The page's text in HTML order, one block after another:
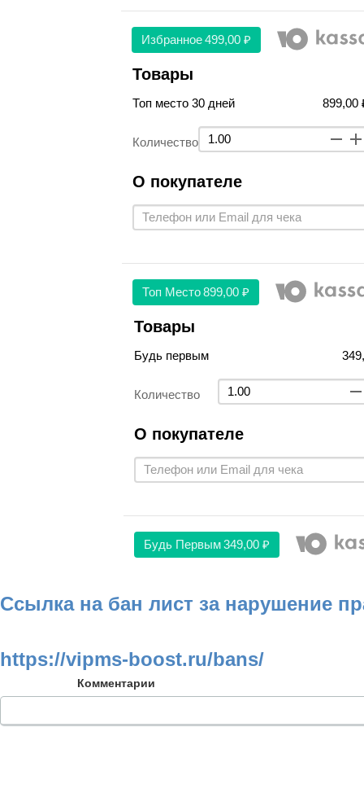
Избранное 499,00 ₽
Товары
Топ место 30 дней 899,00
Количество
О покупателе
Топ Место 899,00 ₽
Товары
Будь первым
Количество
О покупателе
Будь Первым349,00 ₽
Ссылка на бан лист за нарушение
https://vipms-boost.ru/bans/
Комментарии